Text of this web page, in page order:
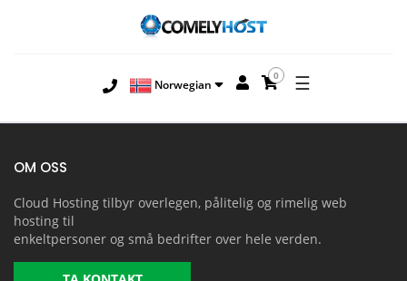
Norwegian
0 ☰
OM OSS
Cloud Hosting tilbyr overlegen, pålitelig og rimelig web
hosting til
enkeltpersoner og små bedrifter over hele verden.